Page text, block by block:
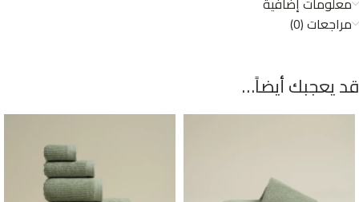
مراجعات (0)
قد يعجبك أيضاً…